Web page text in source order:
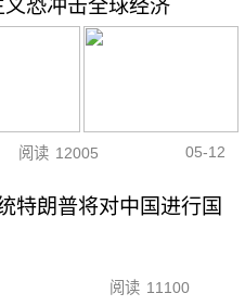
恐冲击全球经济
阅读 12005 05-12
特朗普将对中国进行国
阅读 11100